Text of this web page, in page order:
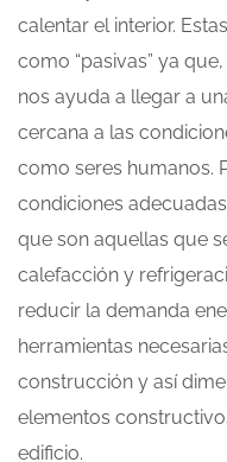
calentar el interior.
como “pasivas” ya
nos ayuda a llegar a
cercana a las
como seres humanos.
condiciones
que son aquellas que
calefacción y
reducir la demanda
herramientas
construcción y así
elementos
edificio.